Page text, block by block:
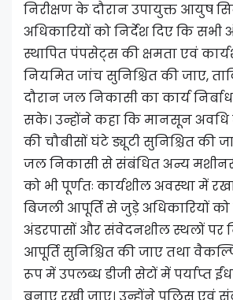
निरीक्षण के दौरान उपायुक्त आयुष
अधिकारियों को निर्देश दिए कि सभी
स्थापित पंपसेट्स की क्षमता एवं
नियमित जांच सुनिश्चित की जाए,
दौरान जल निकासी का कार्य
सके। उन्होंने कहा कि मानसून अवधि
की चौबीसों घंटे ड्यूटी सुनिश्चित की
जल निकासी से संबंधित अन्य
को भी पूर्णतः कार्यशील अवस्था में
बिजली आपूर्ति से जुड़े अधिकारियों को
अंडरपासों और संवेदनशील स्थलों पर
आपूर्ति सुनिश्चित की जाए तथा
रूप में उपलब्ध डीजी सेटों में पर्याप्त